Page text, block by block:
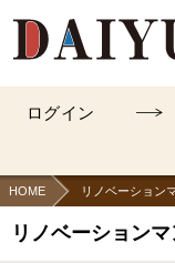
ログイン
HOME リノベーション
リノベーション